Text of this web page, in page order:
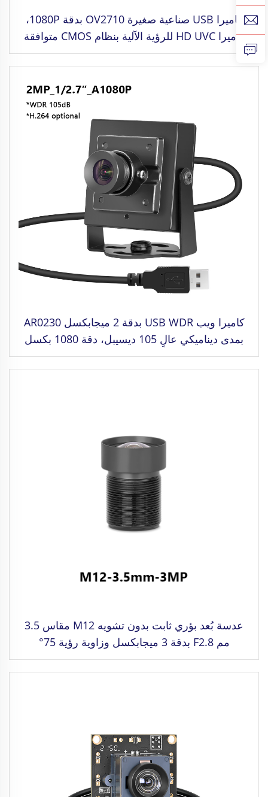
كاميرا USB صناعية صغيرة OV2710 بدقة 1080P،
كاميرا HD UVC للرؤية الآلية بنظام CMOS متوافقة
مع أنظمة Windows وMAC OS وRaspberry Pi
كاميرا ويب USB WDR بدقة 2 ميجابكسل AR0230
بمدى ديناميكي عالٍ 105 ديسيبل، دقة 1080 بكسل
MJPG/YUY2/H.264، سرعة عالية 30 إطارًا في
الثانية، مناسبة للطائرات المُسيرة والمركبات
عدسة بُعد بؤري ثابت بدون تشويه M12 مقاس 3.5
مم F2.8 بدقة 3 ميجابكسل وزاوية رؤية 75°
مخصصة لتنسيق صورة 1/3"